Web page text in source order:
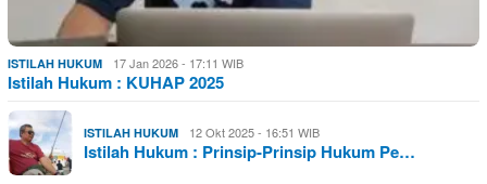
ISTILAH HUKUM 17 Jan 2026 - 17:11 WIB
Istilah Hukum : KUHAP 2025
ISTILAH HUKUM 12 Okt 2025 - 16:51 WIB
Istilah Hukum : Prinsip-Prinsip Hukum Pe…